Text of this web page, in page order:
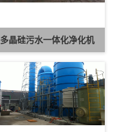
多晶硅污水一体化净化机